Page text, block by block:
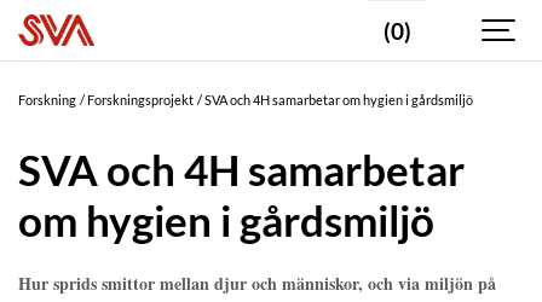
(0)
Forskning Forskningsprojekt SVA och 4H samarbetar om hygien i gårdsmiljö
SVA och 4H samarbetar
om hygien i gårdsmiljö
Hur sprids smittor mellan djur och människor, och via miljön på